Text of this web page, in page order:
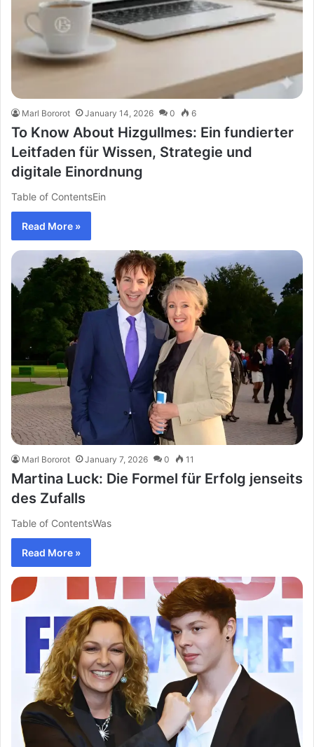
Marl Bororot January 14, 2026 0 6
To Know About Hizgullmes: Ein fundierter
Leitfaden für Wissen, Strategie und
digitale Einordnung
Table of ContentsEin
Read More »
Marl Bororot January 7, 2026 0 11
Martina Luck: Die Formel für Erfolg jenseits
des Zufalls
Table of ContentsWas
Read More »